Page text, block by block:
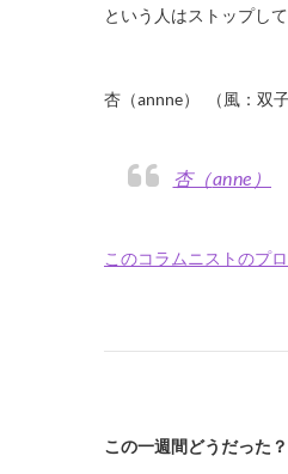
という人はストップし
杏（annne） （風：双子
杏（anne）
このコラムニストのプ
この一週間どうだった